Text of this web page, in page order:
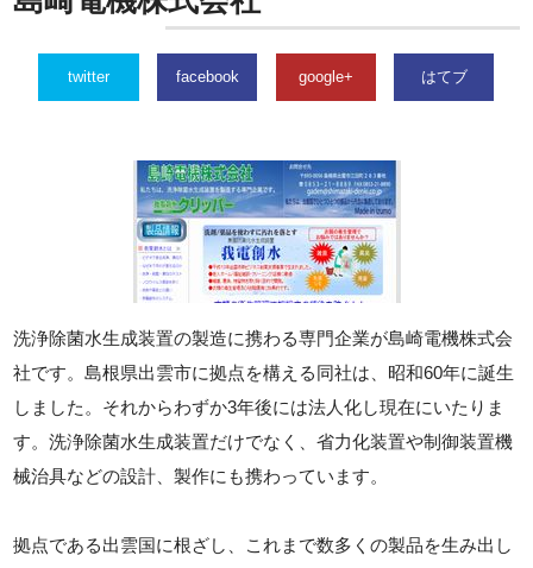
twitter facebook google+ はてブ
洗浄除菌水生成装置の製造に携わる専門企業が島崎電機株式会
社です。島根県出雲市に拠点を構える同社は、昭和60年に誕生
しました。それからわずか3年後には法人化し現在にいたりま
す。洗浄除菌水生成装置だけでなく、省力化装置や制御装置機
械治具などの設計、製作にも携わっています。
拠点である出雲国に根ざし、これまで数多くの製品を生み出し